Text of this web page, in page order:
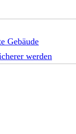
Gebäude
werden